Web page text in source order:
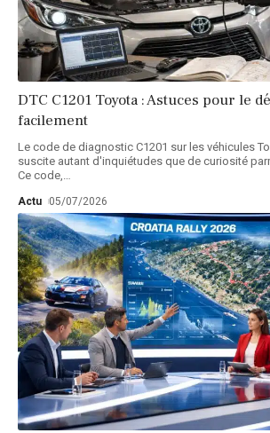
DTC C1201 Toyota : Astuces pour le
facilement
Le code de diagnostic C1201 sur les véhicules
suscite autant d'inquiétudes que de curiosité
Ce code,…
Actu 05/07/2026